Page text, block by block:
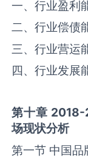
一、行业盈利
二、行业偿债
三、行业营运
四、行业发展
第十章
场现状分析
第一节 中国